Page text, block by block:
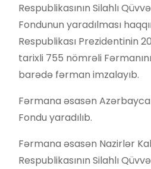
Respublikasının Silahlı
Fondunun yaradılması
Respublikası Prezidentinin
tarixli 755 nömrəli
barədə fərman imzalayıb.
Fərmana əsasən
Fondu yaradılıb.
Fərmana əsasən Nazirlər
Respublikasının Silahlı